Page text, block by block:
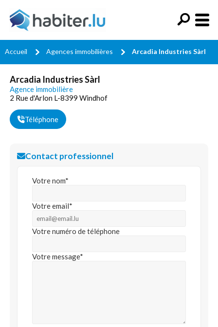
Accueil Agences immobilières Arcadia Industries Sàrl
Arcadia Industries Sàrl
Agence immobilière
2 Rue d'Arlon L-8399 Windhof
Téléphone
Contact professionnel
Votre nom*
Votre email*
Votre numéro de téléphone
Votre message*